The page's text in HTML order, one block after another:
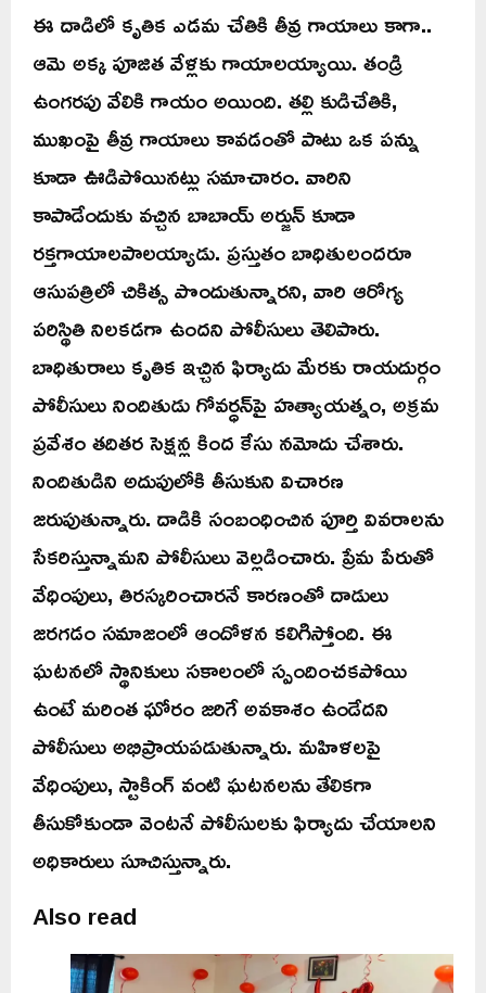
ఈ దాడిలో కృతిక ఎడమ చేతికి తీవ్ర గాయాలు కాగా..
ఆమె అక్క పూజిత వేళ్లకు గాయాలయ్యాయి. తండ్రి
ఉంగరపు వేలికి గాయం అయింది. తల్లి కుడిచేతికి,
ముఖంపై తీవ్ర గాయాలు కావడంతో పాటు ఒక పన్ను
కూడా ఊడిపోయినట్లు సమాచారం. వారిని
కాపాడేందుకు వచ్చిన బాబాయ్ అర్జున్ కూడా
రక్తగాయాలపాలయ్యాడు. ప్రస్తుతం బాధితులందరూ
ఆసుపత్రిలో చికిత్స పొందుతున్నారని, వారి ఆరోగ్య
పరిస్థితి నిలకడగా ఉందని పోలీసులు తెలిపారు.
బాధితురాలు కృతిక ఇచ్చిన ఫిర్యాదు మేరకు రాయదుర్గం
పోలీసులు నిందితుడు గోవర్ధన్‌పై హత్యాయత్నం, అక్రమ
ప్రవేశం తదితర సెక్షన్ల కింద కేసు నమోదు చేశారు.
నిందితుడిని అదుపులోకి తీసుకుని విచారణ
జరుపుతున్నారు. దాడికి సంబంధించిన పూర్తి వివరాలను
సేకరిస్తున్నామని పోలీసులు వెల్లడించారు. ప్రేమ పేరుతో
వేధింపులు, తిరస్కరించారనే కారణంతో దాడులు
జరగడం సమాజంలో ఆందోళన కలిగిస్తోంది. ఈ
ఘటనలో స్థానికులు సకాలంలో స్పందించకపోయి
ఉంటే మరింత ఘోరం జరిగే అవకాశం ఉండేదని
పోలీసులు అభిప్రాయపడుతున్నారు. మహిళలపై
వేధింపులు, స్టాకింగ్ వంటి ఘటనలను తేలికగా
తీసుకోకుండా వెంటనే పోలీసులకు ఫిర్యాదు చేయాలని
అధికారులు సూచిస్తున్నారు.
Also read